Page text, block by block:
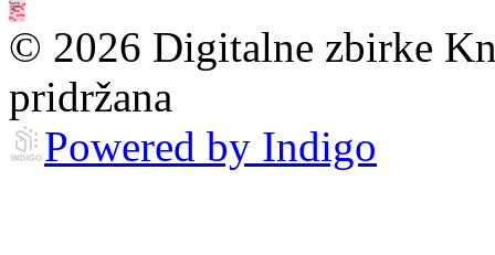
© 2026 Digitalne zbirke
pridržana
Powered by Indigo